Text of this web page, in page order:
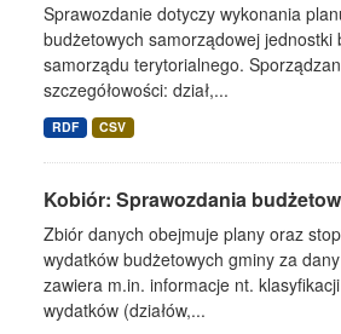
Sprawozdanie dotyczy wykonania
budżetowych samorządowej jednostki
samorządu terytorialnego.
szczegółowości: dział,...
RDF CSV
Kobiór: Sprawozdania
Zbiór danych obejmuje plany oraz
wydatków budżetowych gminy za
zawiera m.in. informacje nt.
wydatków (działów,...